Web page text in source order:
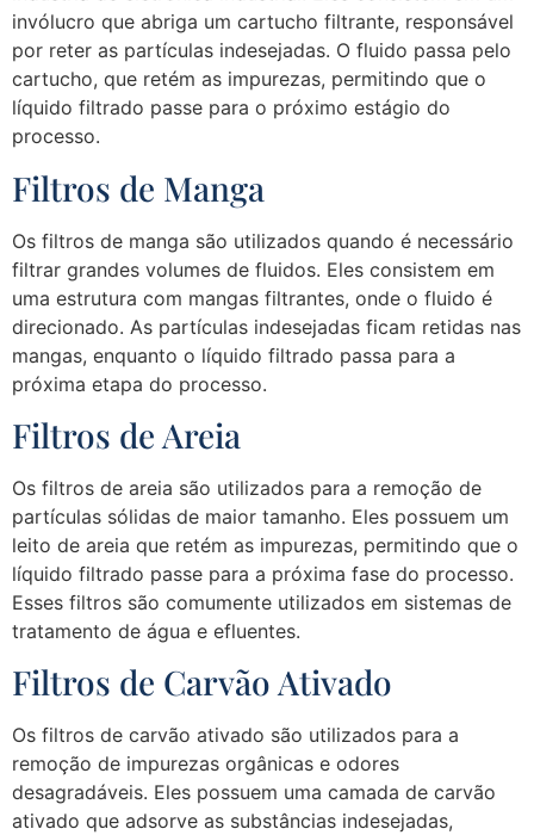
invólucro que abriga um cartucho filtrante, responsável
por reter as partículas indesejadas. O fluido passa pelo
cartucho, que retém as impurezas, permitindo que o
líquido filtrado passe para o próximo estágio do
processo.
Filtros de Manga
Os filtros de manga são utilizados quando é necessário
filtrar grandes volumes de fluidos. Eles consistem em
uma estrutura com mangas filtrantes, onde o fluido é
direcionado. As partículas indesejadas ficam retidas nas
mangas, enquanto o líquido filtrado passa para a
próxima etapa do processo.
Filtros de Areia
Os filtros de areia são utilizados para a remoção de
partículas sólidas de maior tamanho. Eles possuem um
leito de areia que retém as impurezas, permitindo que o
líquido filtrado passe para a próxima fase do processo.
Esses filtros são comumente utilizados em sistemas de
tratamento de água e efluentes.
Filtros de Carvão Ativado
Os filtros de carvão ativado são utilizados para a
remoção de impurezas orgânicas e odores
desagradáveis. Eles possuem uma camada de carvão
ativado que adsorve as substâncias indesejadas,